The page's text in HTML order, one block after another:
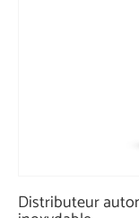
Distributeur